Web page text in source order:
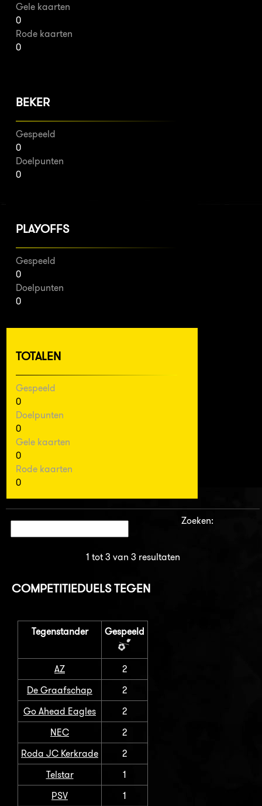
Gele kaarten
0
Rode kaarten
0
BEKER
Gespeeld
0
Doelpunten
0
PLAYOFFS
Gespeeld
0
Doelpunten
0
TOTALEN
Gespeeld
0
Doelpunten
0
Gele kaarten
0
Rode kaarten
0
Zoeken:
1 tot 3 van 3 resultaten
COMPETITIEDUELS TEGEN
Tegenstander Gespeeld
AZ
2
De Graafschap
2
Go Ahead Eagles
2
NEC
2
Roda JC Kerkrade
2
Telstar
1
PSV
1